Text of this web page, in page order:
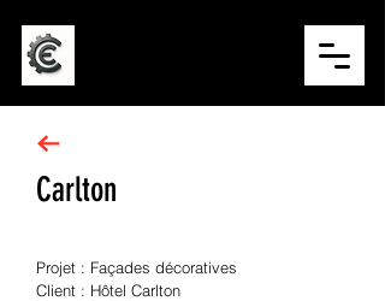
Carlton
Projet : Façades décoratives
Client : Hôtel Carlton